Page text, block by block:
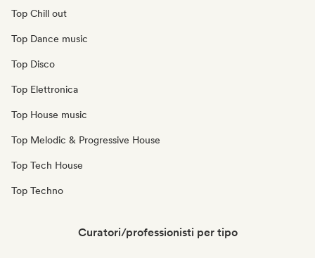
Top Chill out
Top Dance music
Top Disco
Top Elettronica
Top House music
Top Melodic & Progressive House
Top Tech House
Top Techno
Curatori/professionisti per tipo